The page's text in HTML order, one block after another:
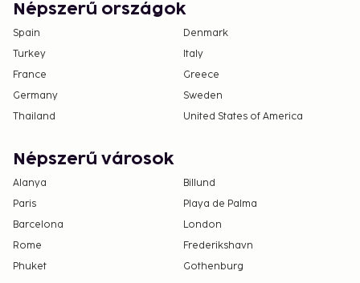
Népszerű országok
Spain
Denmark
Turkey
Italy
France
Greece
Germany
Sweden
Thailand
United States of America
Népszerű városok
Alanya
Billund
Paris
Playa de Palma
Barcelona
London
Rome
Frederikshavn
Phuket
Gothenburg